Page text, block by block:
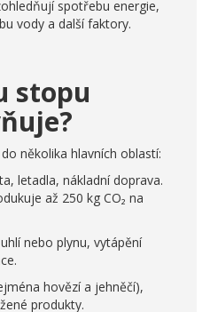
spotřebu energie,
vody a další faktory.
stopu
několika hlavních oblastí:
letadla, nákladní doprava.
až 250 kg CO₂ na
nebo plynu, vytápění
hovězí a jehněčí),
produkty.